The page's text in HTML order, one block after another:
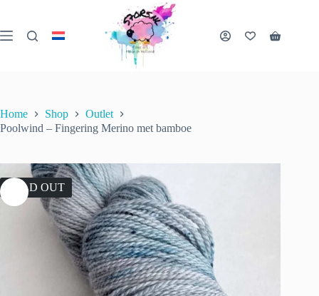
content
Shopping
Home Shop
Outlet
Poolwind – Fingering Merino met bamboe
SOLD OUT